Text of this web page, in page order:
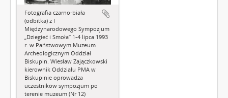
Fotografia czarno-biała
(odbitka) z I
Międzynarodowego Sympozjum
„Dziegieć i Smoła” 1-4 lipca 1993
r. w Państwowym Muzeum
Archeologicznym Oddział
Biskupin. Wiesław Zajączkowski
kierownik Oddziału PMA w
Biskupinie oprowadza
uczestników sympozjum po
terenie muzeum (Nr 12)